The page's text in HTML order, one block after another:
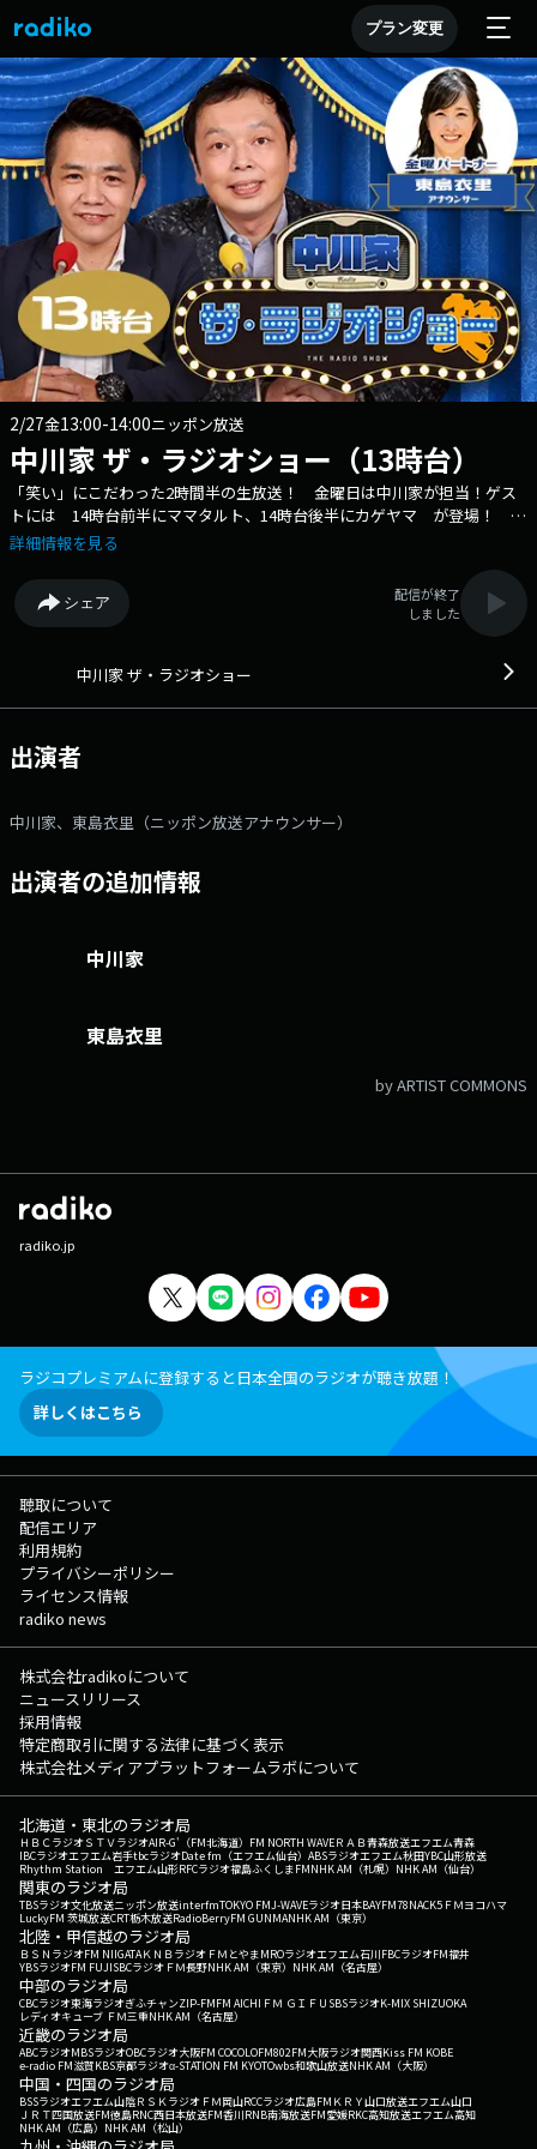
プラン変更
2/27金13:00-14:00ニッポン放送
中川家 ザ・ラジオショー（13時台）
「笑い」にこだわった2時間半の生放送！ 金曜日は中川家が担当！ゲス
トには 14時台前半にママタルト、14時台後半にカゲヤマ が登場！
▼13:00～：たっぷり30分以上オープニングトークをお届け！ ▼13:45
～：ツヨメロちゃんの天気予報をお届け ▼14:05頃：ゲストと一緒に笑
いをお届けする「ザ・ゲストショー」をお届け。今日1組目は、 ママタ
ルト が登場！ ▼14:45頃：2組目のゲスト カゲヤマ が登場！
き カゲヤマ とお届け！ 「ザ・ラジオショー」“笑い”にこだわって
センボン箕輪はるか(木) 金曜日パーソナリティー：中川家／パートナ
ー：ニッポン放送アナウンサー東島衣里 土曜日パーソナリティー：サン
はこちら twitterハッシュタグは「#中川家ラジオショー」twitterアカ
ウントは「@ngk_radioshow」
詳細情報を見る
シェア
配信が終了
しました
中川家 ザ・ラジオショー
出演者
中川家、東島衣里（ニッポン放送アナウンサー）
出演者の追加情報
中川家
東島衣里
by ARTIST COMMONS
radiko.jp
ラジコプレミアムに登録すると日本全国のラジオが聴き放題！
詳しくはこちら
聴取について
配信エリア
利用規約
プライバシーポリシー
ライセンス情報
radiko news
株式会社radikoについて
ニュースリリース
採用情報
特定商取引に関する法律に基づく表示
株式会社メディアプラットフォームラボについて
北海道・東北のラジオ局
ＨＢＣラジオＳＴＶラジオAIR-G'（FM北海道） FM NORTH WAVEＲＡＢ青森放送エフエム青森
IBCラジオエフエム岩手tbcラジオDate fm（エフエム仙台） ABSラジオエフエム秋田YBC山形放送
Rhythm Station エフエム山形RFCラジオ福島ふくしまFMNHK AM（札幌） NHK AM（仙台）
関東のラジオ局
TBSラジオ文化放送ニッポン放送interfmTOKYO FMJ-WAVEラジオ日本BAYFM78NACK5 ＦＭヨコハマ
LuckyFM 茨城放送CRT栃木放送RadioBerryFM GUNMANHK AM（東京）
北陸・甲信越のラジオ局
ＢＳＮラジオFM NIIGATAＫＮＢラジオ ＦＭとやまMROラジオエフエム石川FBCラジオFM福井
YBSラジオFM FUJISBCラジオ ＦＭ長野NHK AM（東京） NHK AM（名古屋）
中部のラジオ局
CBCラジオ東海ラジオぎふチャンZIP-FMFM AICHI ＦＭ ＧＩＦＵ SBSラジオK-MIX SHIZUOKA
レディオキューブ ＦＭ三重NHK AM（名古屋）
近畿のラジオ局
ABCラジオMBSラジオOBCラジオ大阪FM COCOLOFM802FM大阪ラジオ関西Kiss FM KOBE
e-radio FM滋賀KBS京都ラジオα-STATION FM KYOTOwbs和歌山放送NHK AM（大阪）
中国・四国のラジオ局
BSSラジオエフエム山陰ＲＳＫラジオ ＦＭ岡山RCCラジオ広島FM ＫＲＹ山口放送エフエム山口
ＪＲＴ四国放送FM徳島RNC西日本放送FM香川RNB南海放送FM愛媛RKC高知放送エフエム高知
NHK AM（広島） NHK AM（松山）